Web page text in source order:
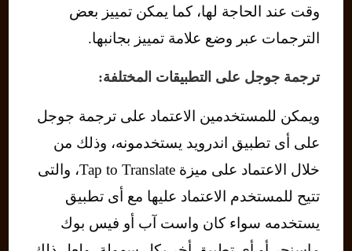
وقت عند الحاجة لها، كما يمكن تمييز بعض
الترجمات عبر وضع علامة تمييز بجانبها.
ترجمة جوجل على التطبيقات المختلفة:
ويمكن للمستخدمين الاعتماد على ترجمة جوجل
على أى تطبيق اندرويد يستخدمونه، وذلك من
خلال الاعتماد على ميزة Tap to Translate، والتى
تتيح للمستخدم الاعتماد عليها مع أى تطبيق
يستخدمه سواء كان واست آب أو فيس بوك